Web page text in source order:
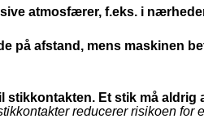
atmosfærer, f.eks. i
på afstand, mens maskinen
stikkontakten. Et stik må
reducerer risikoen for